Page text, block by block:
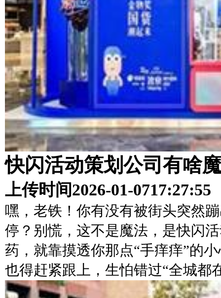
快闪活动策划公司有啥
上传时间2026-01-0717:27:55
嘿，老铁！你有没有被街头突然
停？别慌，这不是魔法，是快闪
药，就靠摸透你那点“手痒痒”的
也得赶紧跟上，生怕错过“全城